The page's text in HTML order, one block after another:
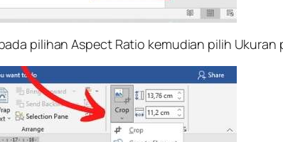
pilihan Aspect Ratio kemudian pilih